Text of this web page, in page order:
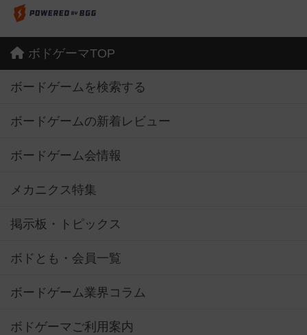
ボドゲーマTOP
ボードゲームを検索する
ボードゲームの新着レビュー
ボードゲーム会情報
メカニクス特集
掲示板・トピックス
ボドとも・会員一覧
ボードゲーム業界コラム
ボドゲーマご利用案内